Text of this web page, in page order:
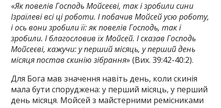
«Як повелів Господь Мойсеєві, так і зробили сини
Ізраїлеві всі ці роботи. І побачив Мойсей усю роботу,
і ось вони зробили її: як повелів Господь, так і
зробили. І благословив їх Мойсей. І сказав Господь
Мойсеєві, кажучи: у перший місяць, у перший день
місяця постав скинію зібрання» (Вих. 39:42-40:2).
Для Бога мав значення навіть день, коли скинія
мала бути споруджена: у перший місяць, у перший
день місяця. Мойсей з майстерними ремісниками